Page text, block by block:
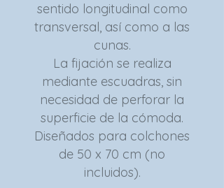
sentido longitudinal como
transversal, así como a las
cunas.
La fijación se realiza
mediante escuadras, sin
necesidad de perforar la
superficie de la cómoda.
Diseñados para colchones
de 50 x 70 cm (no
incluidos).